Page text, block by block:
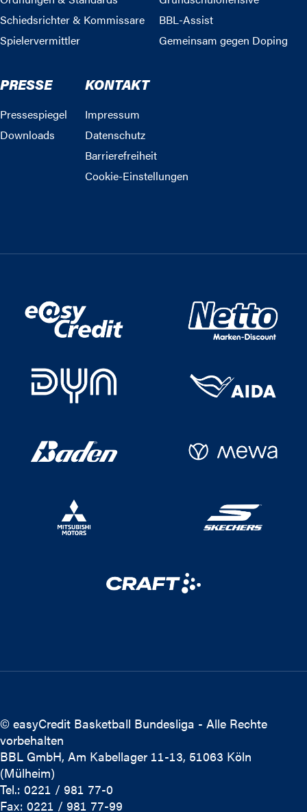
Schiedsrichter & Kommissare
Spielervermittler
BBL-Assist
Gemeinsam gegen Doping
PRESSE
Pressespiegel
Downloads
KONTAKT
Impressum
Datenschutz
Barrierefreiheit
Cookie-Einstellungen
© easyCredit Basketball Bundesliga - Alle Rechte
vorbehalten
BBL GmbH, Am Kabellager 11-13, 51063 Köln
(Mülheim)
Tel.: 0221 / 981 77-0
Fax: 0221 / 981 77-99